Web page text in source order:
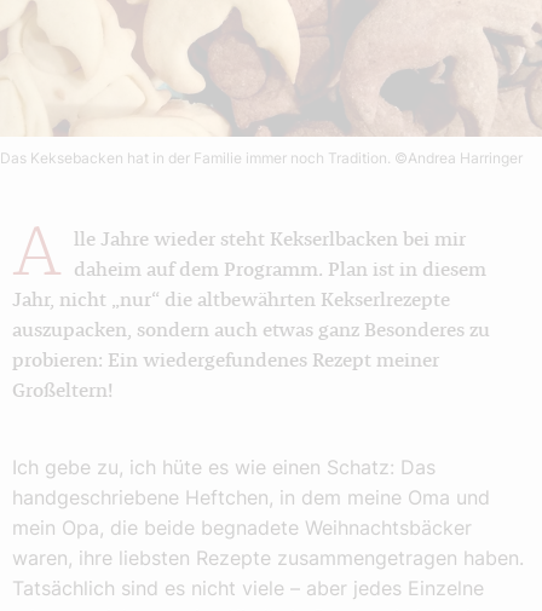
Das Keksebacken hat in der Familie immer noch Tradition. ©Andrea Harringer
A
lle Jahre wieder steht Kekserlbacken bei mir
daheim auf dem Programm. Plan ist in diesem
Jahr, nicht „nur“ die altbewährten Kekserlrezepte
auszupacken, sondern auch etwas ganz Besonderes zu
probieren: Ein wiedergefundenes Rezept meiner
Großeltern!
Ich gebe zu, ich hüte es wie einen Schatz: Das
handgeschriebene Heftchen, in dem meine Oma und
mein Opa, die beide begnadete Weihnachtsbäcker
waren, ihre liebsten Rezepte zusammengetragen haben.
Tatsächlich sind es nicht viele – aber jedes Einzelne